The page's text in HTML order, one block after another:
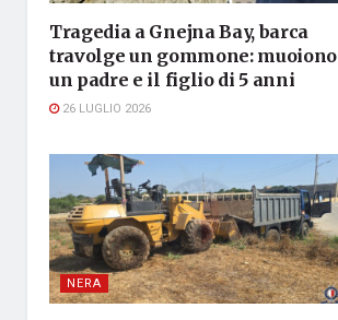
Tragedia a Gnejna Bay, barca
travolge un gommone: muoiono
un padre e il figlio di 5 anni
26 LUGLIO 2026
NERA